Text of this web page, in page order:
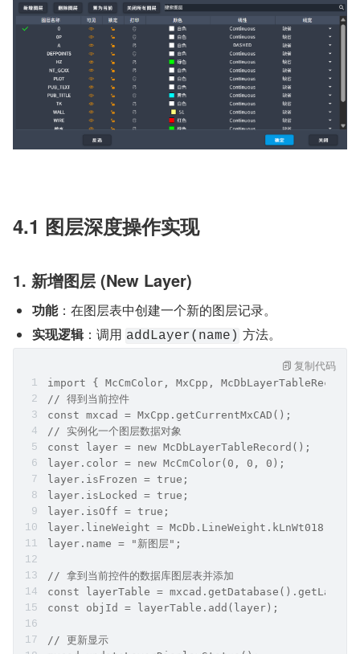
4.1 图层深度操作实现
1. 新增图层 (New Layer)
功能：在图层表中创建一个新的图层记录。
实现逻辑：调用 addLayer(name) 方法。
import { McCmColor, MxCpp,
// 得到当前控件
const mxcad = MxCpp.getCurrentMxCAD();
// 实例化一个图层数据对象
const layer = new McDbLayerTableRecord();
layer.color = new McCmColor(0, 0, 0);
layer.isFrozen = true;
layer.isLocked = true;
layer.isOff = true;
layer.lineWeight = McDb.LineWeight.kLnWt018;
layer.name = "新图层";
// 拿到当前控件的数据库图层表并添加
const layerTable =
const objId = layerTable.add(layer);
// 更新显示
复制代码